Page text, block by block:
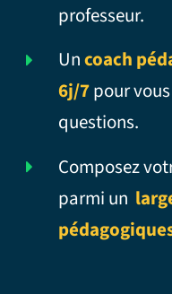
professeur.
Uncoach
6j/7pour
questions.
Composez
parmi un